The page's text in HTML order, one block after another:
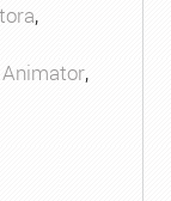
,
Animator,